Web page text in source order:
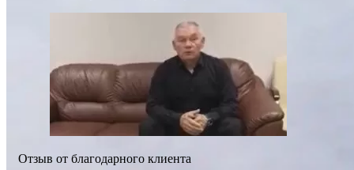
Отзыв от благодарного клиента